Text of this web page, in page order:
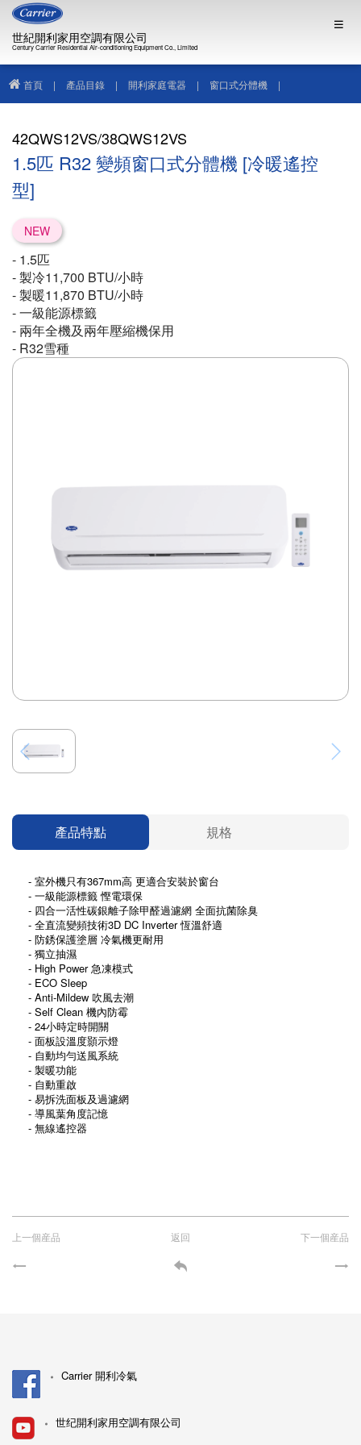
世紀開利家用空調有限公司
Century Carrier Residential Air-conditioning Equipment Co., Limited
首頁 | 產品目錄 | 開利家庭電器 | 窗口式分體機 |
42QWS12VS/38QWS12VS
1.5匹 R32 變頻窗口式分體機 [冷暖遙控
型]
NEW
- 1.5匹
- 製冷11,700 BTU/小時
- 製暖11,870 BTU/小時
- 一級能源標籤
- 兩年全機及兩年壓縮機保用
- R32雪種
產品特點 規格
- 室外機只有367mm高 更適合安裝於窗台
- 一級能源標籤 慳電環保
- 四合一活性碳銀離子除甲醛過濾網 全面抗菌除臭
- 全直流變頻技術3D DC Inverter 恆溫舒適
- 防銹保護塗層 冷氣機更耐用
- 獨立抽濕
- High Power 急凍模式
- ECO Sleep
- Anti-Mildew 吹風去潮
- Self Clean 機內防霉
- 24小時定時開關
- 面板設溫度顥示燈
- 自動均勻送風系統
- 製暖功能
- 自動重啟
- 易拆洗面板及過濾網
- 導風葉角度記憶
- 無線遙控器
上一個産品 返回 下一個産品
Carrier 開利冷氣
世纪開利家用空調有限公司